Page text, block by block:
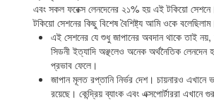
এবং সকল ফরেক্স লেনদেনের ২১% হয় এই টকিয়ো
টকিয়ো সেশনের কিছু বিশেষ বৈশিষ্ট্য আমি ওকে
এই সেশনের যে শুধু জাপানের অবদান থাকে তাই নয়,
সিডনী ইত্যাদি অঞ্ছলেও অনেক অর্থনৈতিক লেনদেন
প্রভাব ফেলে।
জাপান মূলত রপ্তানি নির্ভর দেশ। চায়নারও এখানে
রয়েছে। কেন্দ্রিয় ব্যাংক এবং এক্সপোর্টাররা এখানে